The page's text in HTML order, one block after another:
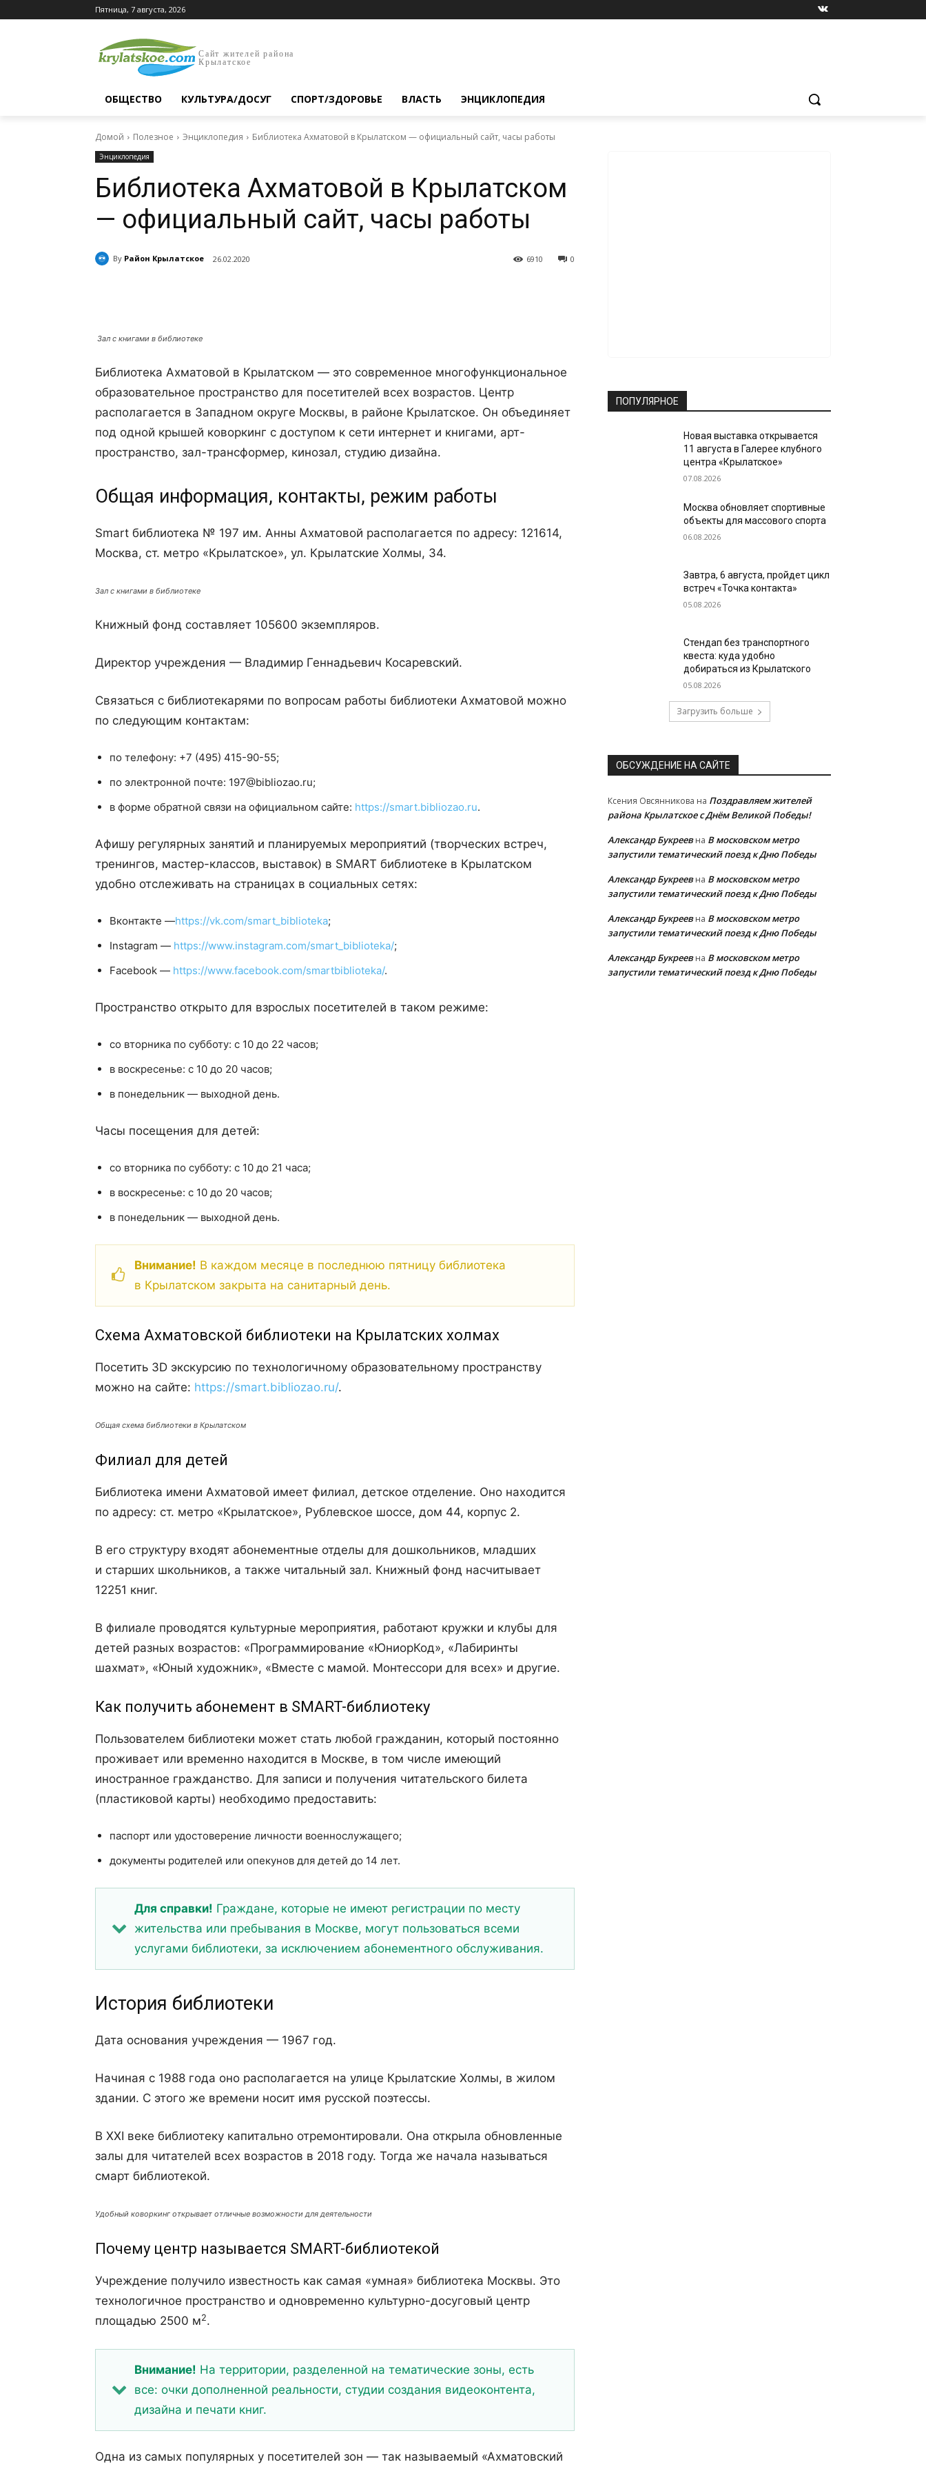
Пятница, 7 августа, 2026
Сайт жителей района
Крылатское
ОБЩЕСТВО КУЛЬТУРА/ДОСУГ СПОРТ/ЗДОРОВЬЕ ВЛАСТЬ ЭНЦИКЛОПЕДИЯ
Домой Полезное Энциклопедия Библиотека Ахматовой в Крылатском — официальный сайт, часы работы
Энциклопедия
Библиотека Ахматовой в Крылатском
— официальный сайт, часы работы
By Район Крылатское 26.02.2020 0
6910
Зал с книгами в библиотеке
Библиотека Ахматовой в Крылатском — это современное многофункциональное
образовательное пространство для посетителей всех возрастов. Центр
располагается в Западном округе Москвы, в районе Крылатское. Он объединяет
под одной крышей коворкинг с доступом к сети интернет и книгами, арт-
пространство, зал-трансформер, кинозал, студию дизайна.
Общая информация, контакты, режим работы
Smart библиотека № 197 им. Анны Ахматовой располагается по адресу: 121614,
Москва, ст. метро «Крылатское», ул. Крылатские Холмы, 34.
Зал с книгами в библиотеке
Книжный фонд составляет 105600 экземпляров.
Директор учреждения — Владимир Геннадьевич Косаревский.
Связаться с библиотекарями по вопросам работы библиотеки Ахматовой можно
по следующим контактам:
по телефону: +7 (495) 415-90-55;
по электронной почте: 197@bibliozao.ru;
в форме обратной связи на официальном сайте: https://smart.bibliozao.ru.
Афишу регулярных занятий и планируемых мероприятий (творческих встреч,
тренингов, мастер-классов, выставок) в SMART библиотеке в Крылатском
удобно отслеживать на страницах в социальных сетях:
Вконтакте —https://vk.com/smart_biblioteka;
Instagram — https://www.instagram.com/smart_biblioteka/;
Facebook — https://www.facebook.com/smartbiblioteka/.
Пространство открыто для взрослых посетителей в таком режиме:
со вторника по субботу: с 10 до 22 часов;
в воскресенье: с 10 до 20 часов;
в понедельник — выходной день.
Часы посещения для детей:
со вторника по субботу: с 10 до 21 часа;
в воскресенье: с 10 до 20 часов;
в понедельник — выходной день.
Внимание! В каждом месяце в последнюю пятницу библиотека
в Крылатском закрыта на санитарный день.
Схема Ахматовской библиотеки на Крылатских холмах
Посетить 3D экскурсию по технологичному образовательному пространству
можно на сайте: https://smart.bibliozao.ru/.
Общая схема библиотеки в Крылатском
Филиал для детей
Библиотека имени Ахматовой имеет филиал, детское отделение. Оно находится
по адресу: ст. метро «Крылатское», Рублевское шоссе, дом 44, корпус 2.
В его структуру входят абонементные отделы для дошкольников, младших
и старших школьников, а также читальный зал. Книжный фонд насчитывает
12251 книг.
В филиале проводятся культурные мероприятия, работают кружки и клубы для
детей разных возрастов: «Программирование «ЮниорКод», «Лабиринты
шахмат», «Юный художник», «Вместе с мамой. Монтессори для всех» и другие.
Как получить абонемент в SMART-библиотеку
Пользователем библиотеки может стать любой гражданин, который постоянно
проживает или временно находится в Москве, в том числе имеющий
иностранное гражданство. Для записи и получения читательского билета
(пластиковой карты) необходимо предоставить:
паспорт или удостоверение личности военнослужащего;
документы родителей или опекунов для детей до 14 лет.
Для справки! Граждане, которые не имеют регистрации по месту
жительства или пребывания в Москве, могут пользоваться всеми
услугами библиотеки, за исключением абонементного обслуживания.
История библиотеки
Дата основания учреждения — 1967 год.
Начиная с 1988 года оно располагается на улице Крылатские Холмы, в жилом
здании. С этого же времени носит имя русской поэтессы.
В ХХI веке библиотеку капитально отремонтировали. Она открыла обновленные
залы для читателей всех возрастов в 2018 году. Тогда же начала называться
смарт библиотекой.
Удобный коворкинг открывает отличные возможности для деятельности
Почему центр называется SMART-библиотекой
Учреждение получило известность как самая «умная» библиотека Москвы. Это
технологичное пространство и одновременно культурно-досуговый центр
площадью 2500 м2.
Внимание! На территории, разделенной на тематические зоны, есть
все: очки дополненной реальности, студии создания видеоконтента,
дизайна и печати книг.
Одна из самых популярных у посетителей зон — так называемый «Ахматовский
ПОПУЛЯРНОЕ
Новая выставка открывается
11 августа в Галерее клубного
центра «Крылатское»
07.08.2026
Москва обновляет спортивные
объекты для массового спорта
06.08.2026
Завтра, 6 августа, пройдет цикл
встреч «Точка контакта»
05.08.2026
Стендап без транспортного
квеста: куда удобно
добираться из Крылатского
05.08.2026
Загрузить больше
ОБСУЖДЕНИЕ НА САЙТЕ
Ксения Овсянникова на Поздравляем жителей
района Крылатское с Днём Великой Победы!
Александр Букреевна В московском метро
запустили тематический поезд к Дню Победы
Александр Букреевна В московском метро
запустили тематический поезд к Дню Победы
Александр Букреевна В московском метро
запустили тематический поезд к Дню Победы
Александр Букреевна В московском метро
запустили тематический поезд к Дню Победы